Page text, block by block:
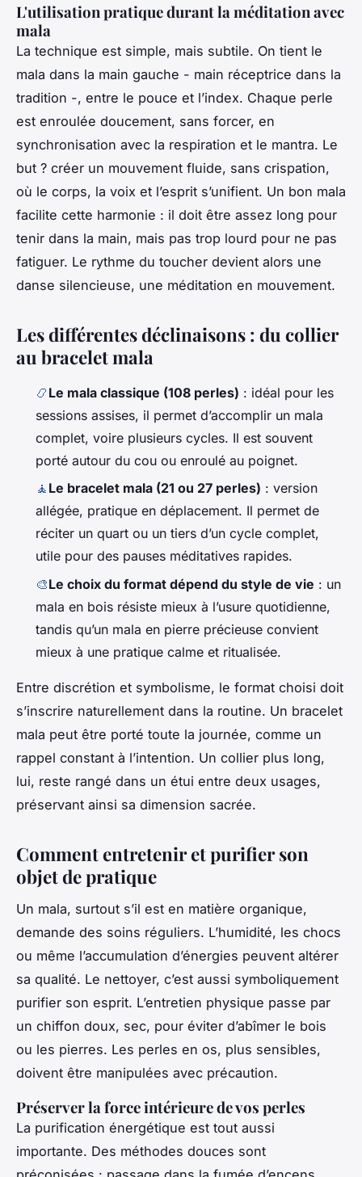
L'utilisation pratique durant la méditation avec
mala
La technique est simple, mais subtile. On tient le
mala dans la main gauche - main réceptrice dans la
tradition -, entre le pouce et l’index. Chaque perle
est enroulée doucement, sans forcer, en
synchronisation avec la respiration et le mantra. Le
but ? créer un mouvement fluide, sans crispation,
où le corps, la voix et l’esprit s’unifient. Un bon mala
facilite cette harmonie : il doit être assez long pour
tenir dans la main, mais pas trop lourd pour ne pas
fatiguer. Le rythme du toucher devient alors une
danse silencieuse, une méditation en mouvement.
Les différentes déclinaisons : du collier
au bracelet mala
📿 Le mala classique (108 perles) : idéal pour les
sessions assises, il permet d’accomplir un mala
complet, voire plusieurs cycles. Il est souvent
porté autour du cou ou enroulé au poignet.
🧘 Le bracelet mala (21 ou 27 perles) : version
allégée, pratique en déplacement. Il permet de
réciter un quart ou un tiers d’un cycle complet,
utile pour des pauses méditatives rapides.
🎨Le choix du format dépend du style de vie : un
mala en bois résiste mieux à l’usure quotidienne,
tandis qu’un mala en pierre précieuse convient
mieux à une pratique calme et ritualisée.
Entre discrétion et symbolisme, le format choisi doit
s’inscrire naturellement dans la routine. Un bracelet
mala peut être porté toute la journée, comme un
rappel constant à l’intention. Un collier plus long,
lui, reste rangé dans un étui entre deux usages,
préservant ainsi sa dimension sacrée.
Comment entretenir et purifier son
objet de pratique
Un mala, surtout s’il est en matière organique,
demande des soins réguliers. L’humidité, les chocs
ou même l’accumulation d’énergies peuvent altérer
sa qualité. Le nettoyer, c’est aussi symboliquement
purifier son esprit. L’entretien physique passe par
un chiffon doux, sec, pour éviter d’abîmer le bois
ou les pierres. Les perles en os, plus sensibles,
doivent être manipulées avec précaution.
Préserver la force intérieure de vos perles
La purification énergétique est tout aussi
importante. Des méthodes douces sont